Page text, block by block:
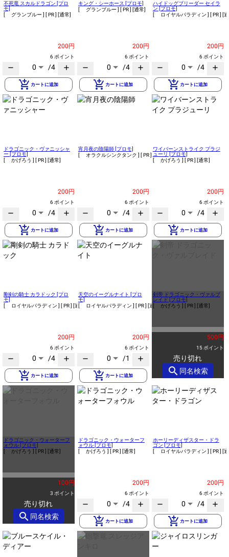
不死竜 スカルドラゴン [プロ
モ]
[ グランブルー ] [ PR ] [通常]
200円
6 ポイント
remove 0 /4 add
add_shopping_cart カートに追加
キング・シーホース [プロモ]
[ グランブルー ] [ PR ] [通常]
200円
6 ポイント
remove 0 /4 add
add_shopping_cart カートに追加
ハイドッグブリーダー セイラ
ン [プロモ]
[ ロイヤルパラディン ] [ PR ] [
200円
6 ポイント
remove 0 /4 add
add_shopping_cart カートに追加
ドラゴニック・ヴァニッシャ
ー [プロモ]
[ かげろう ] [ PR ] [通常]
200円
6 ポイント
remove 0 /4 add
add_shopping_cart カートに追加
宵月夜の陰陽師 [プロモ]
[ オラクルシンクタンク ] [ PR ] [通常]
200円
6 ポイント
remove 0 /4 add
add_shopping_cart カートに追加
ワイバーンストライク プラジ
ューリ [プロモ]
[ かげろう ] [ PR ] [通常]
200円
6 ポイント
remove 0 /4 add
add_shopping_cart カートに追加
剛剣の騎士 カラドック [プロ
モ]
[ ロイヤルパラディン ] [ PR ] [通常]
200円
6 ポイント
remove 0 /4 add
add_shopping_cart カートに追加
天空のイーグルナイト [プロ
モ]
[ ロイヤルパラディン ] [ PR ] [通常]
200円
6 ポイント
remove 0 /1 add
add_shopping_cart カートに追加
剣帝 ドラゴニック・ヴァルブ
レイド [プロモ]
[ かげろう ] [ PR ] [通常]
500円
15 ポイント
売り切れ
search 同名検索
ドラゴニック・ウォーターフ
ォウル [プロモ]
[ かげろう ] [ PR ] [通常]
100円
3 ポイント
売り切れ
search 同名検索
ドラゴニック・ウォーターフ
ォウル [プロモ]
[ かげろう ] [ PR ] [通常]
200円
6 ポイント
remove 0 /4 add
add_shopping_cart カートに追加
ホーリーディザスター・ドラ
ゴン [プロモ]
[ ロイヤルパラディン ] [ PR ] [
200円
6 ポイント
remove 0 /4 add
add_shopping_cart カートに追加